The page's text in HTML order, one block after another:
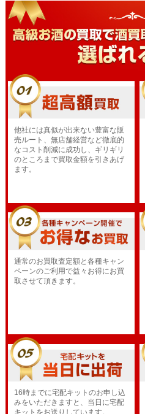
他社には真似が出来ない豊富な販
売ルート、無店舗経営など徹底的
なコスト削減に成功し、ギリギリ
のところまで買取金額を引きあげ
ます。
通常のお買取査定額と各種キャン
ペーンのご利用で益々お得にお買
取させて頂きます。
16時までに宅配キットのお申し込
みをいただきますと、当日に宅配